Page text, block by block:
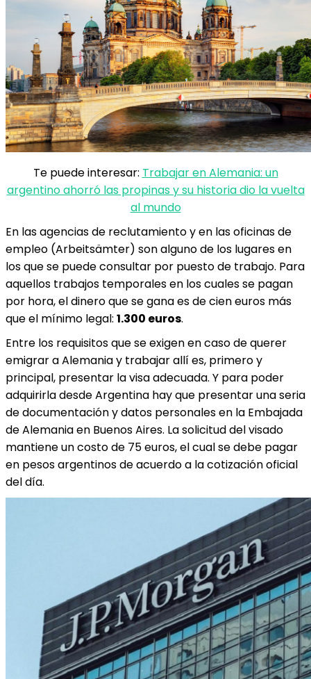
Te puede interesar: Trabajar en Alemania: un
argentino ahorró las propinas y su historia dio la vuelta
al mundo
En las agencias de reclutamiento y en las oficinas de
empleo (Arbeitsämter) son alguno de los lugares en
los que se puede consultar por puesto de trabajo. Para
aquellos trabajos temporales en los cuales se pagan
por hora, el dinero que se gana es de cien euros más
que el mínimo legal: 1.300 euros.
Entre los requisitos que se exigen en caso de querer
emigrar a Alemania y trabajar allí es, primero y
principal, presentar la visa adecuada. Y para poder
adquirirla desde Argentina hay que presentar una seria
de documentación y datos personales en la Embajada
de Alemania en Buenos Aires. La solicitud del visado
mantiene un costo de 75 euros, el cual se debe pagar
en pesos argentinos de acuerdo a la cotización oficial
del día.